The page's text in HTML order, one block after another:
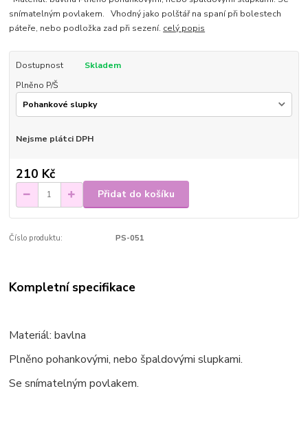
snímatelným povlakem. Vhodný jako polštář na spaní při bolestech
páteře, nebo podložka zad při sezení. celý popis
Dostupnost
Skladem
Plněno P/Š
Nejsme plátci DPH
210 Kč
Přidat do košíku
Číslo produktu: PS-051
Kompletní specifikace
Materiál: bavlna
Plněno pohankovými, nebo špaldovými slupkami.
Se snímatelným povlakem.